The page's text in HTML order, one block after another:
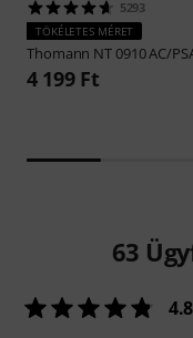
5293
TÖKÉLETES MÉRET
Thomann NT 0910 AC/
4 199 Ft
63
4.8